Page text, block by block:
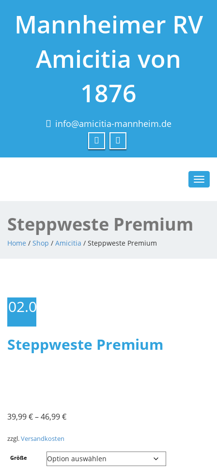
Mannheimer RV
Amicitia von
1876
info@amicitia-mannheim.de
Steppweste Premium
Home / Shop / Amicitia / Steppweste Premium
02.05.2025
Steppweste Premium
39,99€–46,99€
zzgl.Versandkosten
Größe